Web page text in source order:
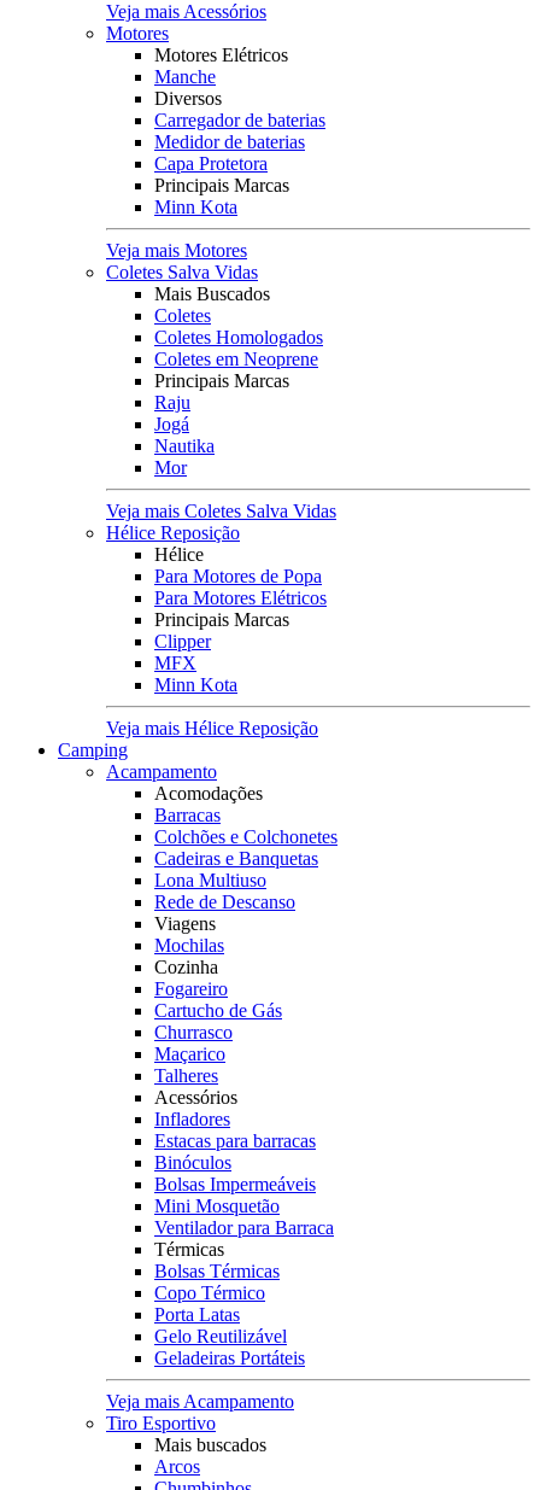
Veja mais Acessórios
Motores
Motores Elétricos
Manche
Diversos
Carregador de baterias
Medidor de baterias
Capa Protetora
Principais Marcas
Minn Kota
Veja mais Motores
Coletes Salva Vidas
Mais Buscados
Coletes
Coletes Homologados
Coletes em Neoprene
Principais Marcas
Raju
Jogá
Nautika
Mor
Veja mais Coletes Salva Vidas
Hélice Reposição
Hélice
Para Motores de Popa
Para Motores Elétricos
Principais Marcas
Clipper
MFX
Minn Kota
Veja mais Hélice Reposição
Camping
Acampamento
Acomodações
Barracas
Colchões e Colchonetes
Cadeiras e Banquetas
Lona Multiuso
Rede de Descanso
Viagens
Mochilas
Cozinha
Fogareiro
Cartucho de Gás
Churrasco
Maçarico
Talheres
Acessórios
Infladores
Estacas para barracas
Binóculos
Bolsas Impermeáveis
Mini Mosquetão
Ventilador para Barraca
Térmicas
Bolsas Térmicas
Copo Térmico
Porta Latas
Gelo Reutilizável
Geladeiras Portáteis
Veja mais Acampamento
Tiro Esportivo
Mais buscados
Arcos